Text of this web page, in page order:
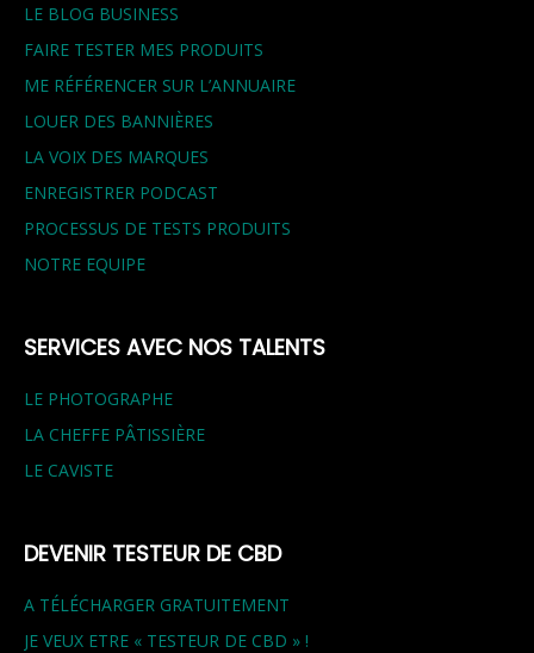
LE BLOG BUSINESS
FAIRE TESTER MES PRODUITS
ME RÉFÉRENCER SUR L’ANNUAIRE
LOUER DES BANNIÈRES
LA VOIX DES MARQUES
ENREGISTRER PODCAST
PROCESSUS DE TESTS PRODUITS
NOTRE EQUIPE
SERVICES AVEC NOS TALENTS
LE PHOTOGRAPHE
LA CHEFFE PÂTISSIÈRE
LE CAVISTE
DEVENIR TESTEUR DE CBD
A TÉLÉCHARGER GRATUITEMENT
JE VEUX ETRE « TESTEUR DE CBD » !